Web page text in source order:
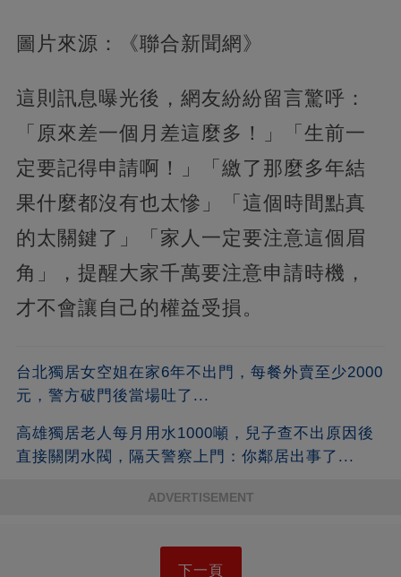
圖片來源：《聯合新聞網》
這則訊息曝光後，網友紛紛留言驚呼：
「原來差一個月差這麼多！」「生前一
定要記得申請啊！」「繳了那麼多年結
果什麼都沒有也太慘」「這個時間點真
的太關鍵了」「家人一定要注意這個眉
角」，提醒大家千萬要注意申請時機，
才不會讓自己的權益受損。
台北獨居女空姐在家6年不出門，每餐外賣至少2000
元，警方破門後當場吐了...
高雄獨居老人每月用水1000噸，兒子查不出原因後
直接關閉水閥，隔天警察上門：你鄰居出事了...
ADVERTISEMENT
下一頁